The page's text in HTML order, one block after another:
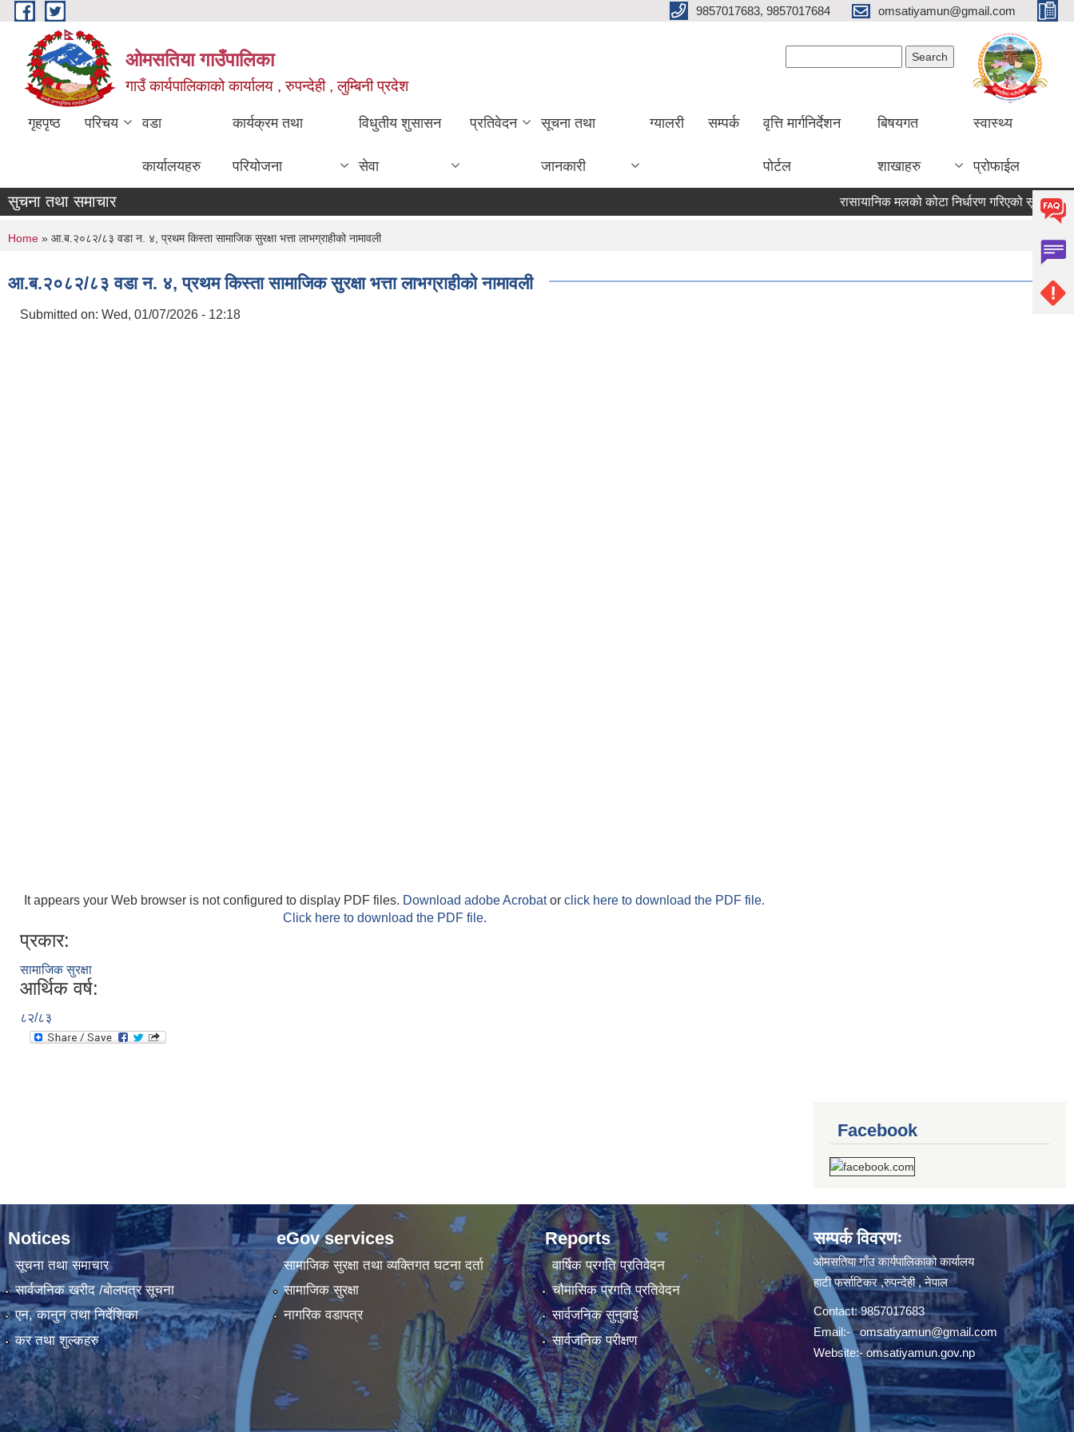
Skip to main content 9857017683, 9857017684 omsatiyamun@gmail.com
ओमसतिया गाउँपालिका
गाउँ कार्यपालिकाको कार्यालय , रुपन्देही , लुम्बिनी प्रदेश
गृहपृष्ठ परिचय वडा
कार्यालयहरु
कार्यक्रम तथा
परियोजना
विधुतीय शुसासन
सेवा
प्रतिवेदन सूचना तथा
जानकारी
ग्यालरी सम्पर्क वृत्ति मार्गनिर्देशन
पोर्टल
बिषयगत
शाखाहरु
स्वास्थ्य
प्रोफाईल
सुचना तथा समाचार रासायानिक मलको कोटा निर्धारण गरिएको सूचना १९
You are here
Home » आ.ब.२०८२/८३ वडा न. ४, प्रथम किस्ता सामाजिक सुरक्षा भत्ता लाभग्राहीको नामावली
आ.ब.२०८२/८३ वडा न. ४, प्रथम किस्ता सामाजिक सुरक्षा भत्ता लाभग्राहीको नामावली
Submitted on: Wed, 01/07/2026 - 12:18
It appears your Web browser is not configured to display PDF files. Download adobe Acrobator click here to download the PDF file.
Click here to download the PDF file.
प्रकार:
सामाजिक सुरक्षा
आर्थिक वर्ष:
८२/८३
Facebook
Notices
सूचना तथा समाचार
सार्वजनिक खरीद /बोलपत्र सूचना
एन, कानुन तथा निर्देशिका
कर तथा शुल्कहरु
eGov services
सामाजिक सुरक्षा तथा व्यक्तिगत घटना दर्ता
सामाजिक सुरक्षा
नागरिक वडापत्र
Reports
वार्षिक प्रगति प्रतिवेदन
चौमासिक प्रगति प्रतिवेदन
सार्वजनिक सुनुवाई
सार्वजनिक परीक्षण
सम्पर्क विवरणः
ओमसतिया गाँउ कार्यपालिकाको कार्यालय
हाटी फर्साटिकर ,रुपन्देही , नेपाल
Contact: 9857017683
Email:-omsatiyamun@gmail.com
Website:- omsatiyamun.gov.np